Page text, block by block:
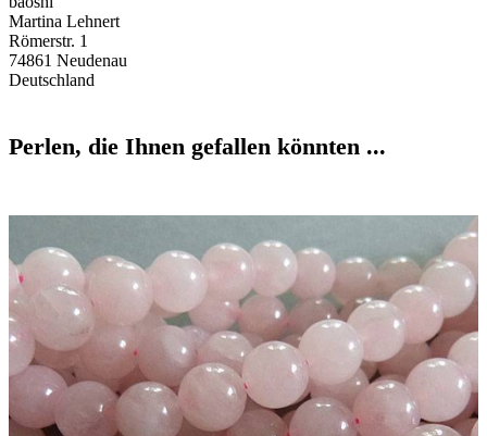
Martina Lehnert
Römerstr. 1
74861 Neudenau
Deutschland
Perlen, die Ihnen gefallen könnten ...